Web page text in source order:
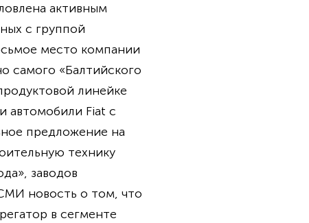
активным
с группой
место компании
самого «Балтийского
линейке
автомобили Fiat с
предложение на
технику
заводов
новость о том, что
в сегменте